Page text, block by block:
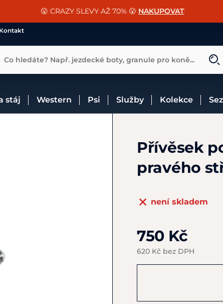
SLEVA 13% na vše od Cassini! CHCI SLEVU
😮 CRAZY SLEVY AŽ 70% 😮 NAKUPOVAT
a doplňky k vybraným sedlům ZDARMA 🐴
Co hledáte? Např. jezdecké boty, granule pro koně...
stáj Western Psi Služby Kolekce
Přívěsek
pravého
není skladem
750 Kč
620 Kč bez DPH